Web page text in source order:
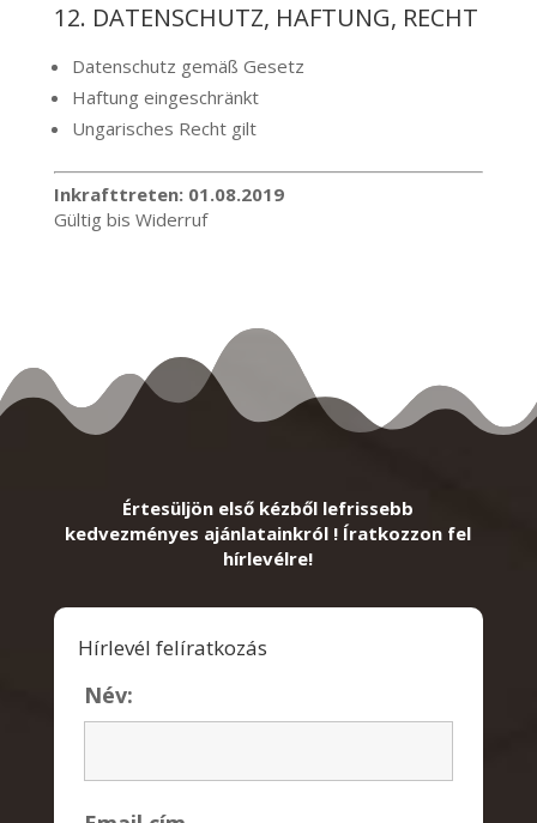
12. DATENSCHUTZ, HAFTUNG, RECHT
Datenschutz gemäß Gesetz
Haftung eingeschränkt
Ungarisches Recht gilt
Inkrafttreten: 01.08.2019
Gültig bis Widerruf
Értesüljön első kézből lefrissebb
kedvezményes ajánlatainkról ! Íratkozzon fel
hírlevélre!
Hírlevél felíratkozás
Név: